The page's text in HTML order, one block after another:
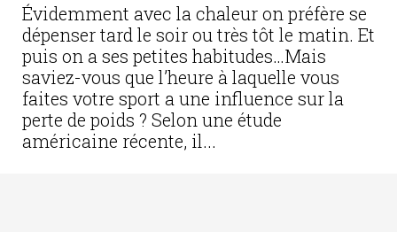
Évidemment avec la chaleur on préfère se
dépenser tard le soir ou très tôt le matin. Et
puis on a ses petites habitudes…Mais
saviez-vous que l’heure à laquelle vous
faites votre sport a une influence sur la
perte de poids ? Selon une étude
américaine récente, il...